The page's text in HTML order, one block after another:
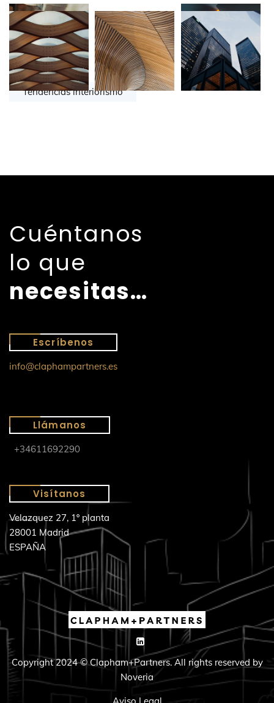
Tags
Tendencias interiorismo
Cuéntanos
lo que
necesitas…
Escríbenos
info@claphampartners.es
Llámanos
+34611692290
Visítanos
Velazquez 27, 1º planta
28001 Madrid
ESPAÑA
Copyright 2024 © Clapham+Partners. All rights reserved by
Noveria